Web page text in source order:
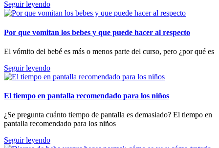
Seguir leyendo
Por que vomitan los bebes y que puede hacer al respecto
El vómito del bebé es más o menos parte del curso, pero ¿por qué es
Seguir leyendo
El tiempo en pantalla recomendado para los niños
¿Se pregunta cuánto tiempo de pantalla es demasiado? El tiempo en
pantalla recomendado para los niños
Seguir leyendo